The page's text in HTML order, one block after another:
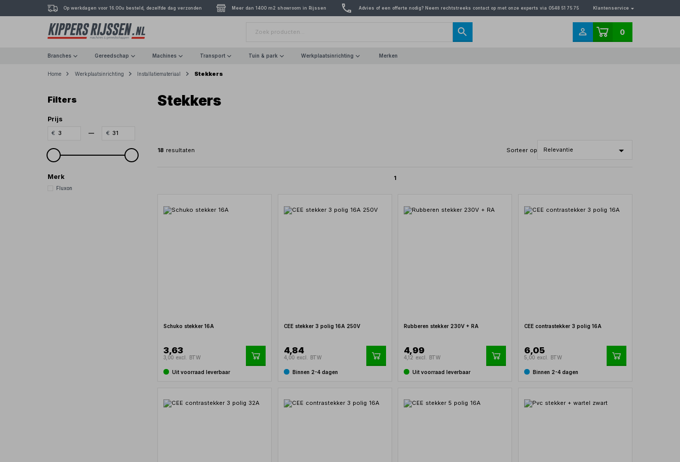
Op werkdagen voor 16.00u besteld, dezelfde dag verzonden Meer dan 1400 m2 showroom in Rijssen Advies of een offerte nodig? Neem rechtstreeks contact op met onze experts via 0548 51 75 75 Klantenservice
0
Branches Gereedschap Machines Transport Tuin & park Werkplaatsinrichting Merken
Home Werkplaatsinrichting Installatiemateriaal Stekkers
Filters
Prijs
—
Merk
Fluxon
Stekkers
18 resultaten
1
Sorteer op
Schuko stekker 16A
3,63
3,00 excl. BTW
Uit voorraad leverbaar
CEE stekker 3 polig 16A 250V
4,84
4,00 excl. BTW
Binnen 2-4 dagen
Rubberen stekker 230V + RA
4,99
4,12 excl. BTW
Uit voorraad leverbaar
CEE contrastekker 3 polig 16A
6,05
5,00 excl. BTW
Binnen 2-4 dagen